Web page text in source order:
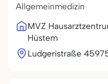
Allgemeinmedizin
MVZ
Hüstem
Ludgeristraße 4